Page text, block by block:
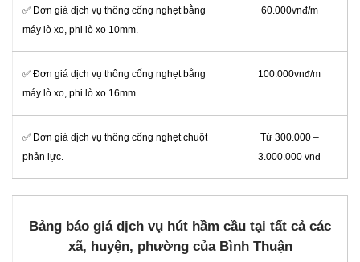
✅ Đơn giá dịch vụ thông cống nghẹt bằng
máy lò xo, phi lò xo 10mm.
60.000vnđ/m
✅ Đơn giá dịch vụ thông cống nghẹt bằng
máy lò xo, phi lò xo 16mm.
100.000vnđ/m
✅ Đơn giá dịch vụ thông cống nghẹt chuột
phản lực.
Từ 300.000 –
3.000.000 vnđ
Bảng báo giá dịch vụ hút hầm cầu tại tất cả các
xã, huyện, phường của Bình Thuận